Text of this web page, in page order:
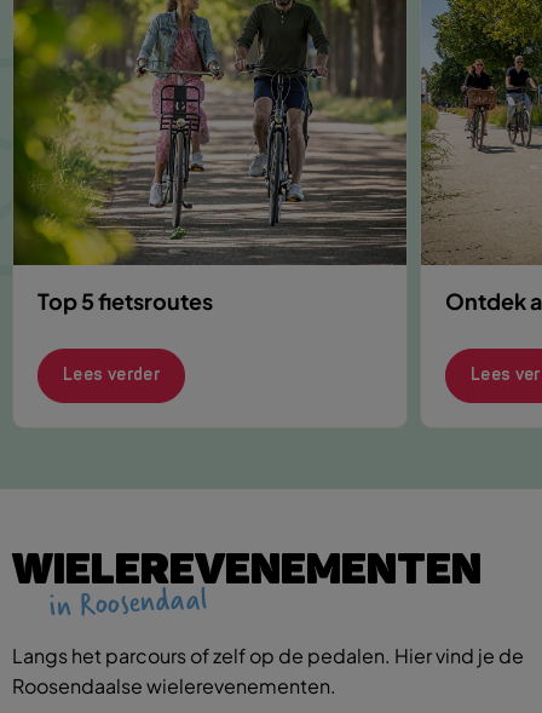
Top 5 fietsroutes
Lees verder
Ontdek
Lees
WIELEREVENEMENTEN
in Roosendaal
Langs het parcours of zelf op de pedalen. Hier vind je de
Roosendaalse wielerevenementen.